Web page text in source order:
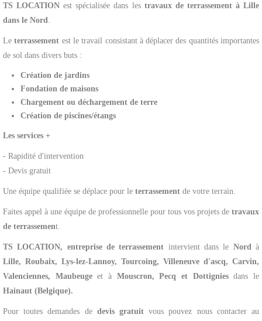
TS LOCATION est spécialisée dans les travaux de terrassement à Lille
dans le Nord.
Leterrassement est le travail consistant à déplacer des quantités importantes
de sol dans divers buts :
Création de jardins
Fondation de maisons
Chargement ou déchargement de terre
Création de piscines/étangs
Les services +
- Rapidité d'intervention
- Devis gratuit
Une équipe qualifiée se déplace pour le terrassement de votre terrain.
Faites appel à une équipe de professionnelle pour tous vos projets de travaux
de terrassement.
TS LOCATION, entreprise de terrassement intervient dans le Nordà
Lille, Roubaix, Lys-lez-Lannoy, Tourcoing, Villeneuve d'ascq, Carvin,
Valenciennes, Maubeugeet à Mouscron, Pecq et Dottigniesdans le
Hainaut (Belgique).
Pour toutes demandes de devis gratuit vous pouvez nous contacter au